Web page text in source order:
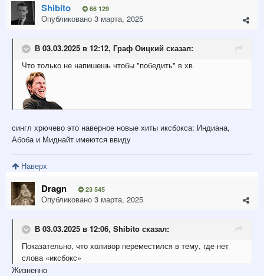
Shibito 66 129
Опубликовано 3 марта, 2025
В 03.03.2025 в 12:12, Граф Оицкий сказал:
Что только не напишешь чтобы "победить" в хв
сингл хрючево это наверное новые хиты иксбокса: Индиана,
Абоба и Миднайт имеются ввиду
Наверх
Dragn 23 545
Опубликовано 3 марта, 2025
В 03.03.2025 в 12:06, Shibito сказал:
Показательно, что холивор переместился в тему, где нет
слова «иксбокс»
Жизненно